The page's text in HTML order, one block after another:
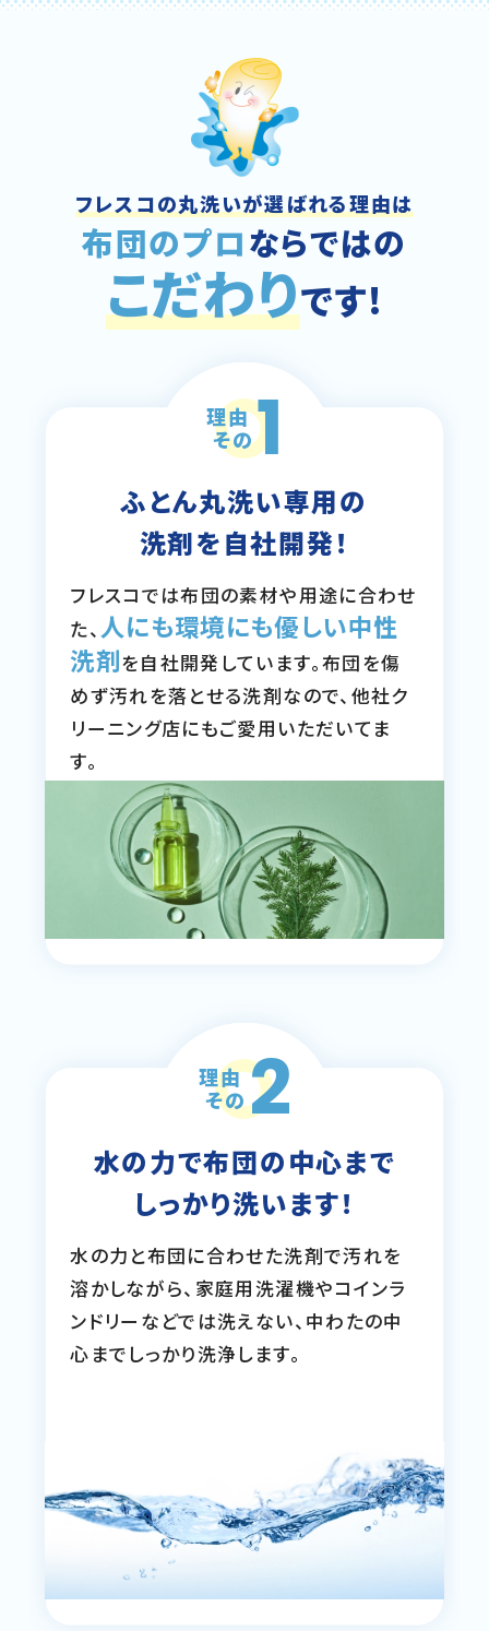
フレスコの丸洗いが選ばれる理由は
布団のプロならではの
こだわりです!
理由
その1
ふとん丸洗い専用の
洗剤を自社開発！
フレスコでは布団の素材や用途に合わせ
た、 人にも環境にも優しい中性
洗剤を自社開発しています。布団を傷
めず汚れを落とせる洗剤なので、他社ク
リーニング店にもご愛用いただいてま
す。
理由
その2
水の力で布団の中心まで
しっかり洗います！
水の力と布団に合わせた洗剤で汚れを
溶かしながら、家庭用洗濯機やコインラ
ンドリーなどでは洗えない、中わたの中
心までしっかり洗浄します。